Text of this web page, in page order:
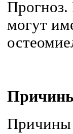
Прогноз.
могут
Причины